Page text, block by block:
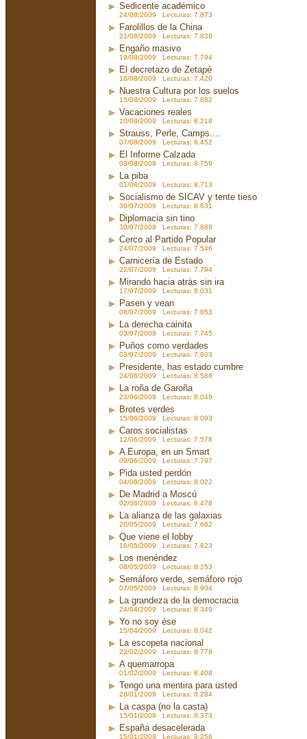
Sedicente académico
24/08/2009 Lecturas: 7.873
Farolillos de la China
21/08/2009 Lecturas: 7.836
Engaño masivo
19/08/2009 Lecturas: 7.794
El decretazo de Zetapé
18/08/2009 Lecturas: 7.420
Nuestra Cultura por los suelos
15/08/2009 Lecturas: 7.882
Vacaciones reales
10/08/2009 Lecturas: 8.218
Strauss, Perle, Camps....
07/08/2009 Lecturas: 8.452
El Informe Calzada
03/08/2009 Lecturas: 8.759
La piba
01/08/2009 Lecturas: 8.713
Socialismo de SICAV y tente tieso
30/07/2009 Lecturas: 8.631
Diplomacia sin tino
30/07/2009 Lecturas: 7.888
Cerco al Partido Popular
24/07/2009 Lecturas: 7.546
Carnicería de Estado
22/07/2009 Lecturas: 7.794
Mirando hacia atrás sin ira
17/07/2009 Lecturas: 8.031
Pasen y vean
08/07/2009 Lecturas: 7.853
La derecha cainita
03/07/2009 Lecturas: 7.745
Puños como verdades
03/07/2009 Lecturas: 7.803
Presidente, has estado cumbre
24/06/2009 Lecturas: 8.586
La roña de Garoña
23/06/2009 Lecturas: 8.049
Brotes verdes
15/06/2009 Lecturas: 8.093
Caros socialistas
12/06/2009 Lecturas: 7.578
A Europa, en un Smart
09/06/2009 Lecturas: 7.797
Pida usted perdón
04/06/2009 Lecturas: 8.022
De Madrid a Moscú
02/06/2009 Lecturas: 8.478
La alianza de las galaxias
20/05/2009 Lecturas: 7.682
Que viene el lobby
16/05/2009 Lecturas: 7.823
Los menéndez
08/05/2009 Lecturas: 8.253
Semáforo verde, semáforo rojo
07/05/2009 Lecturas: 8.904
La grandeza de la democracia
24/04/2009 Lecturas: 8.349
Yo no soy ése
15/04/2009 Lecturas: 8.042
La escopeta nacional
22/02/2009 Lecturas: 8.778
A quemarropa
01/02/2009 Lecturas: 8.408
Tengo una mentira para usted
28/01/2009 Lecturas: 8.284
La caspa (no la casta)
15/01/2009 Lecturas: 8.373
España desacelerada
15/01/2009 Lecturas: 9.256